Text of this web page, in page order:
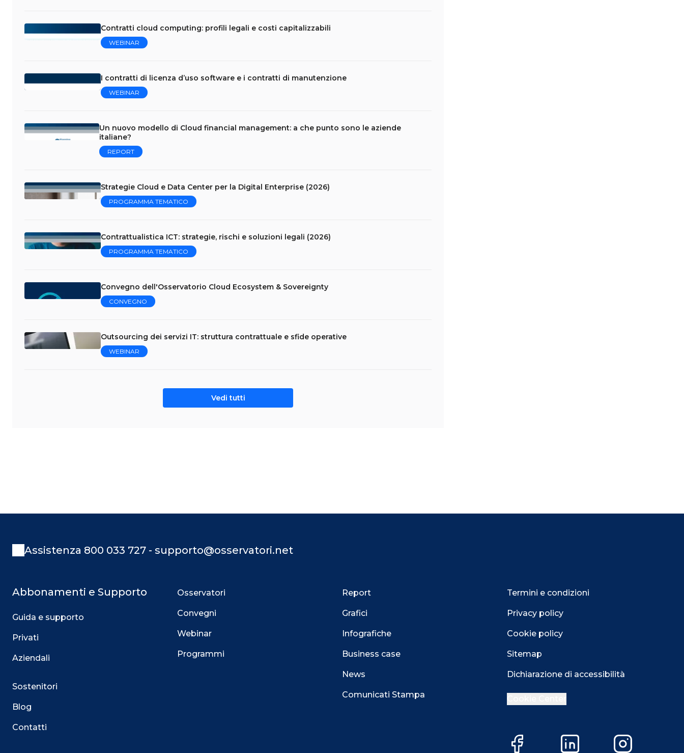
Contratti cloud computing: profili legali e costi capitalizzabili
WEBINAR
I contratti di licenza d’uso software e i contratti di manutenzione
WEBINAR
Un nuovo modello di Cloud financial management: a che punto sono le aziende
italiane?
REPORT
Strategie Cloud e Data Center per la Digital Enterprise (2026)
PROGRAMMA TEMATICO
Contrattualistica ICT: strategie, rischi e soluzioni legali (2026)
PROGRAMMA TEMATICO
Convegno dell'Osservatorio Cloud Ecosystem & Sovereignty
CONVEGNO
Outsourcing dei servizi IT: struttura contrattuale e sfide operative
WEBINAR
Vedi tutti
Assistenza 800 033 727 - supporto@osservatori.net
Abbonamenti e Supporto
Guida e supporto
Privati
Aziendali
Sostenitori
Blog
Contatti
Osservatori
Convegni
Webinar
Programmi
Report
Grafici
Infografiche
Business case
News
Comunicati Stampa
Termini e condizioni
Privacy policy
Cookie policy
Sitemap
Dichiarazione di accessibilità
Facebook LinkedIn Instagram